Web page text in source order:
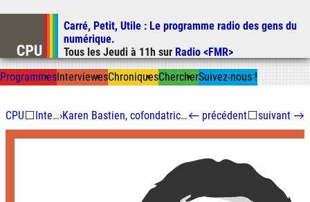
Aller au contenu
Aller à la recherche
Carré, Petit, Utile : Le programme radio des gens du
numérique.
Tous les Jeudi à 11h sur Radio <FMR>
ProgrammesInterviewesChroniquesChercherSuivez-nous !
CPU⬜ Interviewes› Karen Bastien, cofondatrice du studio de dataviz WeDoData← précédent⬜suivant →